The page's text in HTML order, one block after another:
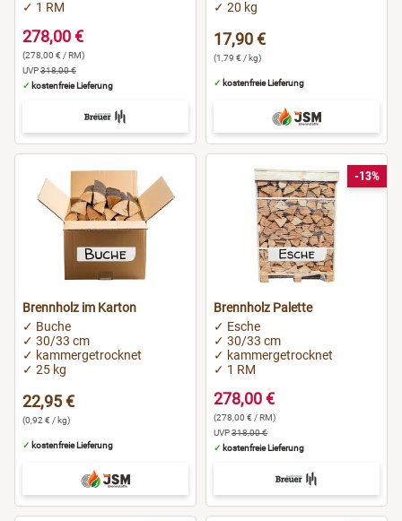
✓ 1 RM
278,00 €
(278,00 € / RM)
UVP318,00 €
✓ kostenfreie Lieferung
✓ 20 kg
17,90 €
(1,79 € / kg)
✓ kostenfreie Lieferung
Brennholz im Karton
✓ Buche
✓ 30/33 cm
✓ kammergetrocknet
✓ 25 kg
22,95 €
(0,92 € / kg)
✓ kostenfreie Lieferung
-13%
Brennholz Palette
✓ Esche
✓ 30/33 cm
✓ kammergetrocknet
✓ 1 RM
278,00 €
(278,00 € / RM)
UVP318,00 €
✓ kostenfreie Lieferung